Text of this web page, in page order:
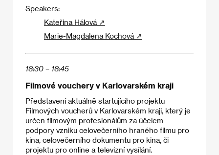
Speakers:
Kateřina Hálová ↗
Marie-Magdalena Kochová ↗
18:30 – 18:45
Filmové vouchery v Karlovarském kraji
Představení aktuálně startujícího projektu
Filmových voucherů v Karlovarském kraji, který je
určen filmovým profesionálům za účelem
podpory vzniku celovečerního hraného filmu pro
kina, celovečerního dokumentu pro kina, či
projektu pro online a televizní vysílání.